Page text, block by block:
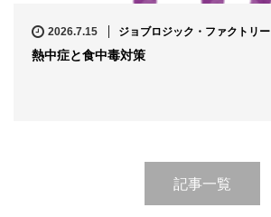
2026.7.15 ジョブロジック・ファクトリー
熱中症と食中毒対策
記事一覧